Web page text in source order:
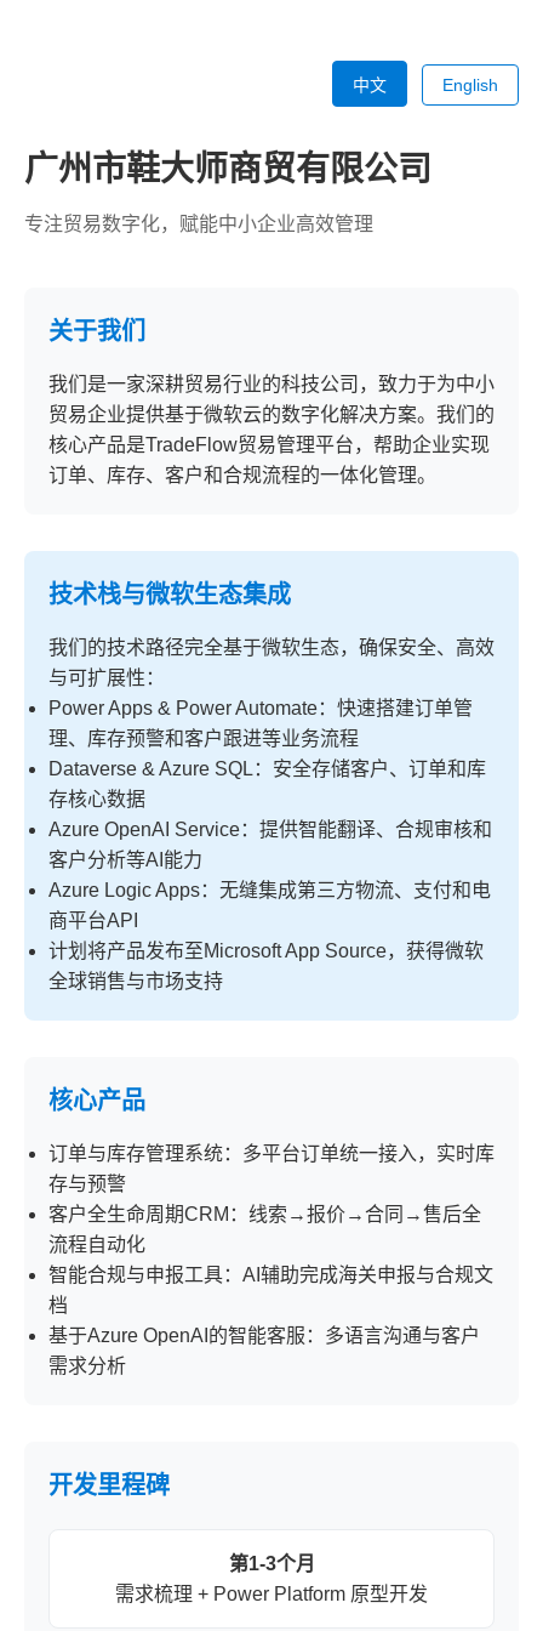
中文 English
广州市鞋大师商贸有限公司
专注贸易数字化，赋能中小企业高效管理
关于我们
我们是一家深耕贸易行业的科技公司，致力于为中小
贸易企业提供基于微软云的数字化解决方案。我们的
核心产品是TradeFlow贸易管理平台，帮助企业实现
订单、库存、客户和合规流程的一体化管理。
技术栈与微软生态集成
我们的技术路径完全基于微软生态，确保安全、高效
与可扩展性：
Power Apps & Power Automate：快速搭建订单管
理、库存预警和客户跟进等业务流程
Dataverse & Azure SQL：安全存储客户、订单和库
存核心数据
Azure OpenAI Service：提供智能翻译、合规审核和
客户分析等AI能力
Azure Logic Apps：无缝集成第三方物流、支付和电
商平台API
计划将产品发布至Microsoft App Source，获得微软
全球销售与市场支持
核心产品
订单与库存管理系统：多平台订单统一接入，实时库
存与预警
客户全生命周期CRM：线索→报价→合同→售后全
流程自动化
智能合规与申报工具：AI辅助完成海关申报与合规文
档
基于Azure OpenAI的智能客服：多语言沟通与客户
需求分析
开发里程碑
第1-3个月
需求梳理 + Power Platform 原型开发